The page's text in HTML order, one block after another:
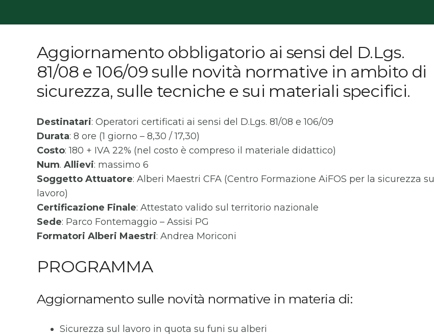
Aggiornamento obbligatorio ai sensi del D.Lgs.
81/08 e 106/09 sulle novità normative in ambito di
sicurezza, sulle tecniche e sui materiali specifici.
Destinatari: Operatori certificati ai sensi del D.Lgs. 81/08 e 106/09
Durata: 8 ore (1 giorno – 8,30 / 17,30)
Costo: 180 + IVA 22% (nel costo è compreso il materiale didattico)
Num. Allievi: massimo 6
Soggetto Attuatore: Alberi Maestri CFA (Centro Formazione AiFOS per la sicurezza sul
lavoro)
Certificazione Finale: Attestato valido sul territorio nazionale
Sede: Parco Fontemaggio – Assisi PG
Formatori Alberi Maestri: Andrea Moriconi
PROGRAMMA
Aggiornamento sulle novità normative in materia di:
Sicurezza sul lavoro in quota su funi su alberi